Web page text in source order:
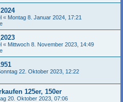
« Montag 8. Januar 2024, 17:21
« Mittwoch 8. November 2023, 14:49
22. Oktober 2023, 12:22
125er, 150er
20. Oktober 2023, 07:06